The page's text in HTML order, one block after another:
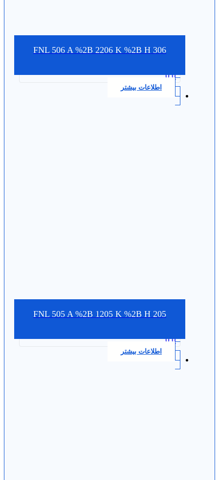
FNL 506 A %2B 2206 K %2B H 306
0.0
اطلاعات بیشتر
FNL 505 A %2B 1205 K %2B H 205
0.0
اطلاعات بیشتر